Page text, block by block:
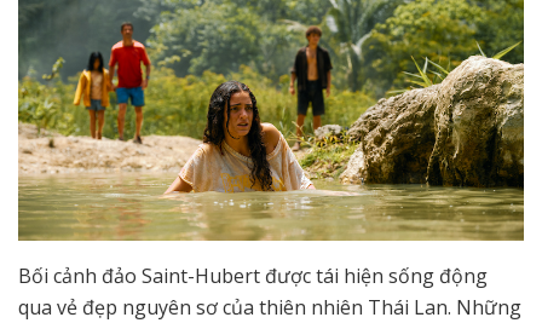
Bối cảnh đảo Saint-Hubert được tái hiện sống động
qua vẻ đẹp nguyên sơ của thiên nhiên Thái Lan. Những